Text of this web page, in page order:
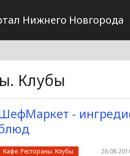
Нижнего Новгорода
Клубы
-
Кафе. Рестораны. Клубы